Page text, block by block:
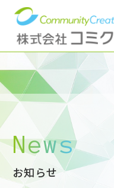
News
お知らせ